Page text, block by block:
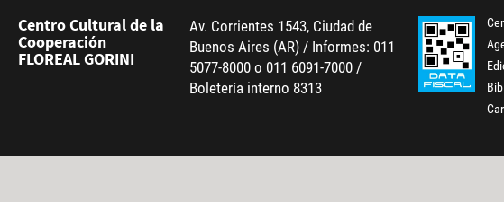
Centro Cultural de la
Cooperación
FLOREAL GORINI
Av. Corrientes 1543, Ciudad de
Buenos Aires (AR) / Informes: 011
5077-8000 o 011 6091-7000 /
Boletería interno 8313